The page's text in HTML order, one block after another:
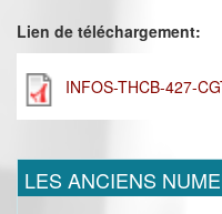
Lien de téléchargement:
INFOS-THCB-427-
LES ANCIENS